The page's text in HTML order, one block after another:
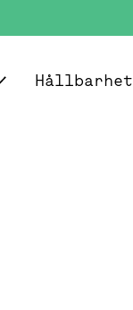
Hållbarhet